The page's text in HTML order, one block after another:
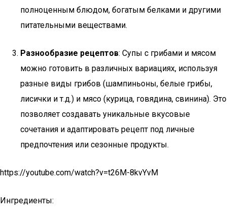
полноценным блюдом, богатым белками и другими
питательными веществами.
Разнообразие рецептов: Супы с грибами и мясом
можно готовить в различных вариациях, используя
разные виды грибов (шампиньоны, белые грибы,
лисички и т.д.) и мясо (курица, говядина, свинина). Это
позволяет создавать уникальные вкусовые
сочетания и адаптировать рецепт под личные
предпочтения или сезонные продукты.
https://youtube.com/watch?v=t26M-8kvYvM
Ингредиенты: